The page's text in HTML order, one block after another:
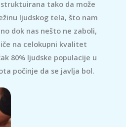
tako da može
ljudskog tela, što nam
dok nas nešto ne zaboli,
na celokupni kvalitet
80% ljudske populacije u
počinje da se javlja bol.